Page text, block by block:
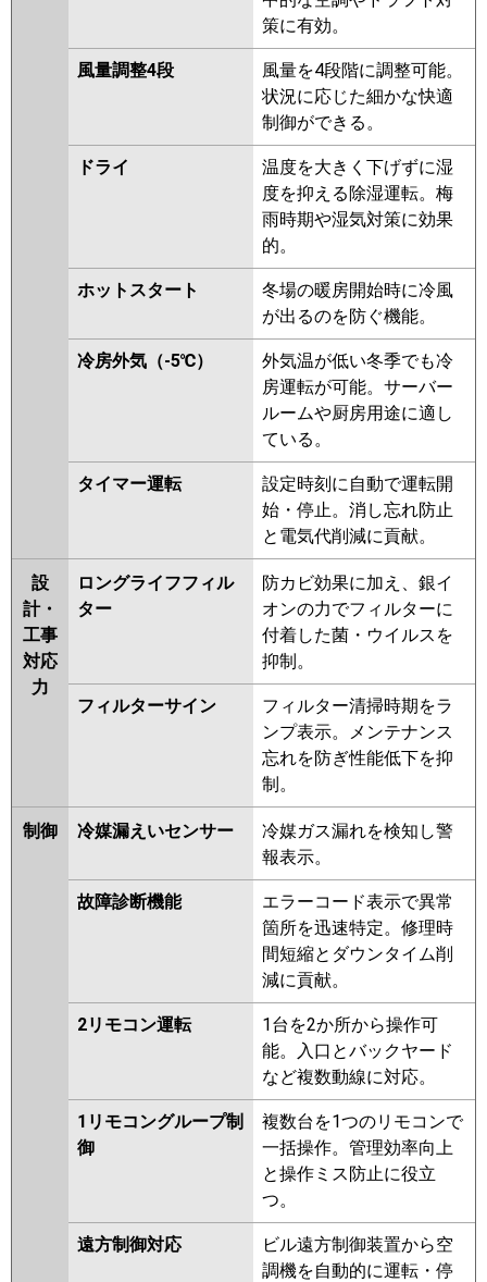
策に有効。
風量調整4段
風量を4段階に調整可能。
状況に応じた細かな快適
制御ができる。
ドライ
温度を大きく下げずに湿
度を抑える除湿運転。梅
雨時期や湿気対策に効果
的。
ホットスタート
冬場の暖房開始時に冷風
が出るのを防ぐ機能。
冷房外気（-5℃）
外気温が低い冬季でも冷
房運転が可能。サーバー
ルームや厨房用途に適し
ている。
タイマー運転
設定時刻に自動で運転開
始・停止。消し忘れ防止
と電気代削減に貢献。
設
計・
工事
対応
力
ロングライフフィル
ター
防カビ効果に加え、銀イ
オンの力でフィルターに
付着した菌・ウイルスを
抑制。
フィルターサイン
フィルター清掃時期をラ
ンプ表示。メンテナンス
忘れを防ぎ性能低下を抑
制。
制御 冷媒漏えいセンサー
冷媒ガス漏れを検知し警
報表示。
故障診断機能
エラーコード表示で異常
箇所を迅速特定。修理時
間短縮とダウンタイム削
減に貢献。
2リモコン運転
1台を2か所から操作可
能。入口とバックヤード
など複数動線に対応。
1リモコングループ制
御
複数台を1つのリモコンで
一括操作。管理効率向上
と操作ミス防止に役立
つ。
遠方制御対応
ビル遠方制御装置から空
調機を自動的に運転・停